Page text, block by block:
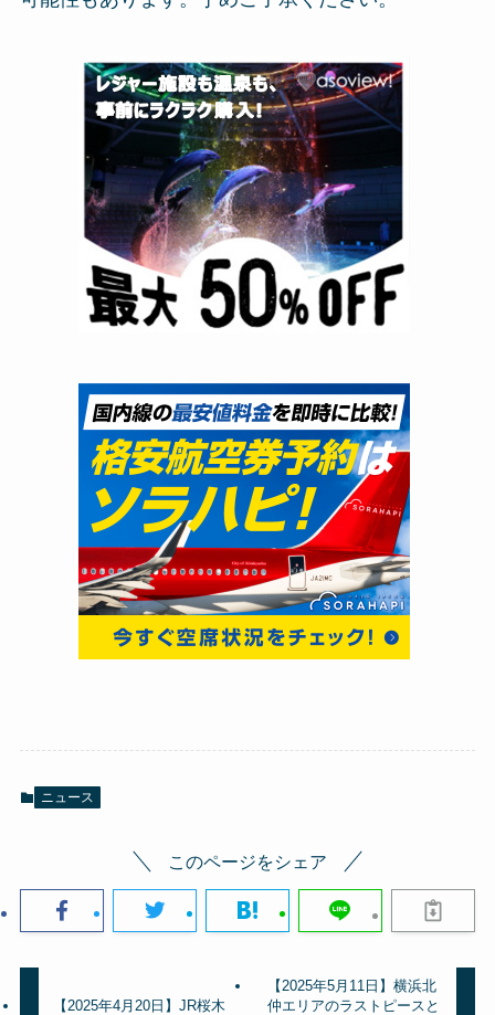
ニュース
このページをシェア
【2025年4月20日】JR桜木
【2025年5月11日】横浜北
仲エリアのラストピースと